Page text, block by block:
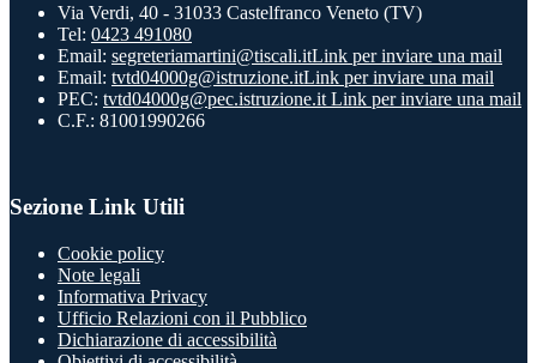
Via Verdi, 40 - 31033 Castelfranco Veneto (TV)
Tel: 0423 491080
Email: segreteriamartini@tiscali.itLink per inviare una mail
Email: tvtd04000g@istruzione.itLink per inviare una mail
PEC: tvtd04000g@pec.istruzione.it Link per inviare una mail
C.F.: 81001990266
Sezione Link Utili
Cookie policy
Note legali
Informativa Privacy
Ufficio Relazioni con il Pubblico
Dichiarazione di accessibilità